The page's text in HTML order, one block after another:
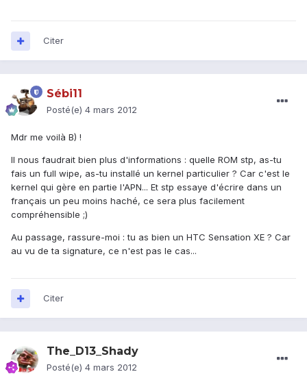
Citer
Sébi11
Posté(e) 4 mars 2012
Mdr me voilà B) !
Il nous faudrait bien plus d'informations : quelle ROM stp, as-tu
fais un full wipe, as-tu installé un kernel particulier ? Car c'est le
kernel qui gère en partie l'APN... Et stp essaye d'écrire dans un
français un peu moins haché, ce sera plus facilement
compréhensible ;)
Au passage, rassure-moi : tu as bien un HTC Sensation XE ? Car
au vu de ta signature, ce n'est pas le cas...
Citer
The_D13_Shady
Posté(e) 4 mars 2012